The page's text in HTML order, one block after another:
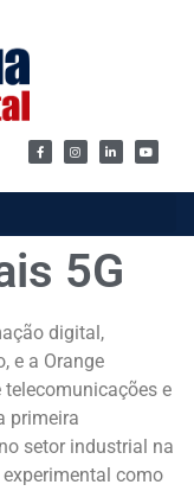
5G
digital,
e a Orange
telecomunicações e
primeira
setor industrial na
como